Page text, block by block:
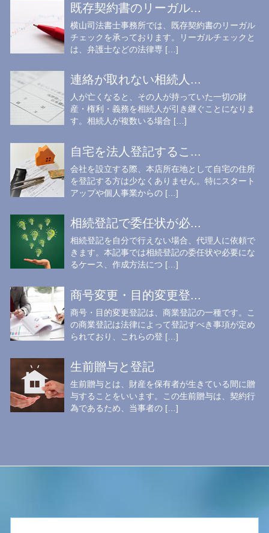
既存契約書のリーガル...
横山司法書士事務所では、既存契約書のリーガル
チェックを承っております。リーガルチェックと
は、弁護士などの法律専 […]
連絡が取れない相続人...
人が亡くなると、その人が持っていた一切の財
産・権利・義務を相続人が引き継ぐことになりま
す。相続人が複数いる場合 […]
自宅を法人登記するこ...
会社を設立する際、本店所在地として自宅の住所
を登記する方は少なくありません。特にスタート
アップや個人事業からの […]
相続登記で委任状が必...
相続登記を自分で行えない場合、代理人に依頼で
きます。本記事では相続登記の委任状や必要にな
るケース、作成方法につ […]
商号変更・目的変更登...
商号・目的変更登記は、商業登記の一種です。こ
の商業登記は法律によって登記すべき事項が定め
られており、これらの登 […]
生前贈与と登記
生前贈与とは、財産を保有者が生きている間に贈
与することをいいます。この生前贈与は、契約行
為であるため、当事者の […]